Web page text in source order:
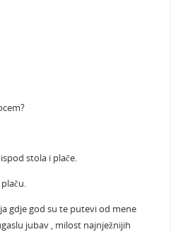
stola i plače.
gdje god su te putevi od mene
jubav , milost najnježnijih